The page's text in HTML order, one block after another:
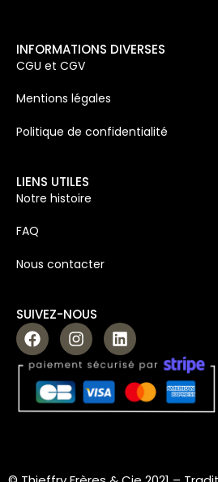
INFORMATIONS DIVERSES
CGU et CGV
Mentions légales
Politique de confidentialité
LIENS UTILES
Notre histoire
FAQ
Nous contacter
SUIVEZ-NOUS